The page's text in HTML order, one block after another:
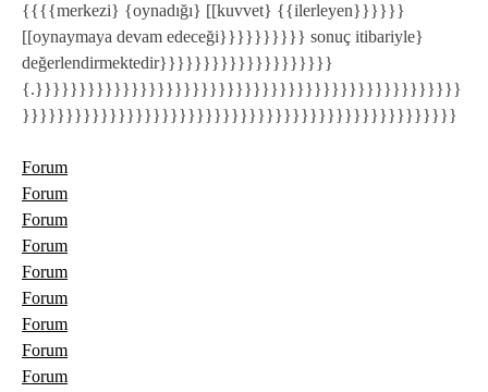
{{{{merkezi} {oynadığı} [[kuvvet} {{ilerleyen}}}}}}
[[oynaymaya devam edeceği}}}}}}}}}} sonuç itibariyle}
değerlendirmektedir}}}}}}}}}}}}}}}}}}}}
{.}}}}}}}}}}}}}}}}}}}}}}}}}}}}}}}}}}}}}}}}}}}}}}}}}
}}}}}}}}}}}}}}}}}}}}}}}}}}}}}}}}}}}}}}}}}}}}}}}}}}
Forum
Forum
Forum
Forum
Forum
Forum
Forum
Forum
Forum